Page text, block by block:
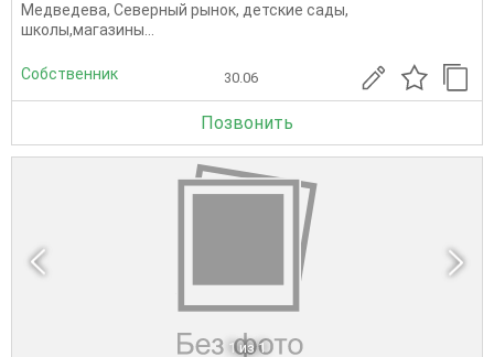
Медведева, Северный рынок, детские сады,
школы,магазины...
Собственник 30.06
Позвонить
1 из 1